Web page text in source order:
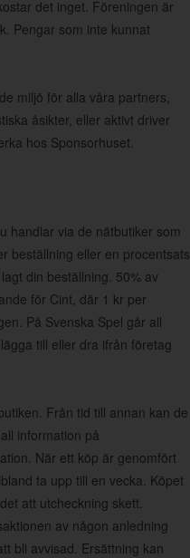
det inget. Föreningen är
Pengar som inte kunnat
miljö för alla våra partners,
åsikter, eller aktivt driver
hos Sponsorhuset.
handlar via de nätbutiker som
beställning eller en procentsats
din beställning. 50% av
för Cint, där 1 kr per
På Svenska Spel går all
till eller dra ifrån företag
Från tid till annan kan de
information på
När ett köp är genomfört
ta upp till en vecka. Köpet
att utcheckning skett.
av någon anledning
bli avvisad. Ersättning kan